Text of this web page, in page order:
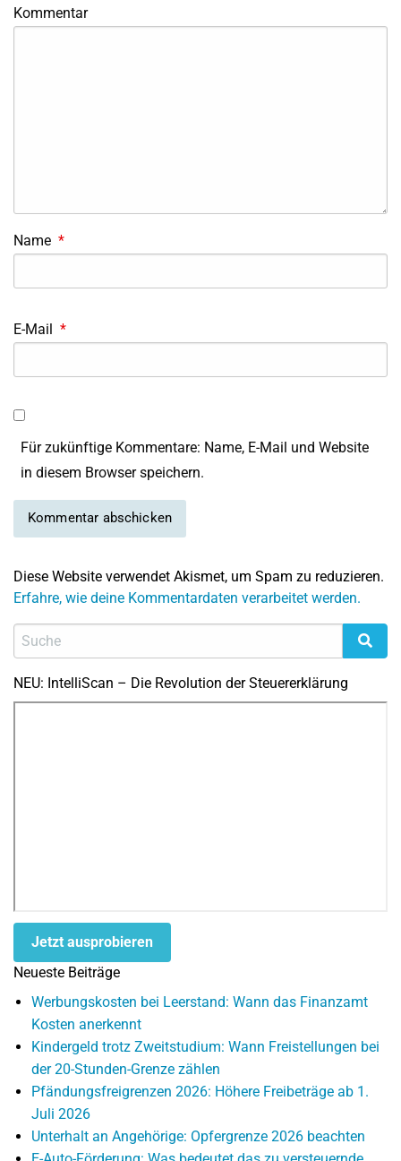
Kommentar
Name *
E-Mail *
Für zukünftige Kommentare: Name, E-Mail und Website
in diesem Browser speichern.
Diese Website verwendet Akismet, um Spam zu reduzieren.
Erfahre, wie deine Kommentardaten verarbeitet werden.
NEU: IntelliScan – Die Revolution der Steuererklärung
Jetzt ausprobieren
Neueste Beiträge
Werbungskosten bei Leerstand: Wann das Finanzamt
Kosten anerkennt
Kindergeld trotz Zweitstudium: Wann Freistellungen bei
der 20-Stunden-Grenze zählen
Pfändungsfreigrenzen 2026: Höhere Freibeträge ab 1.
Juli 2026
Unterhalt an Angehörige: Opfergrenze 2026 beachten